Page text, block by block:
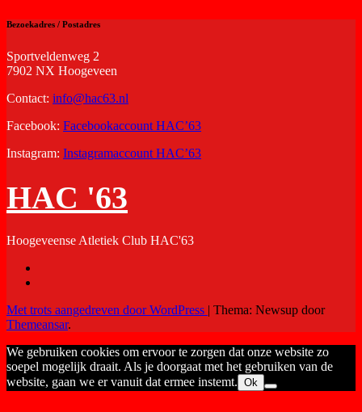
Bezoekadres / Postadres
Sportveldenweg 2
7902 NX Hoogeveen
Contact: info@hac63.nl
Facebook: Facebookaccount HAC’63
Instagram: Instagramaccount HAC’63
HAC '63
Hoogeveense Atletiek Club HAC'63
Met trots aangedreven door WordPress | Thema: Newsup door
Themeansar.
We gebruiken cookies om ervoor te zorgen dat onze website zo
soepel mogelijk draait. Als je doorgaat met het gebruiken van de
website, gaan we er vanuit dat ermee instemt. Ok